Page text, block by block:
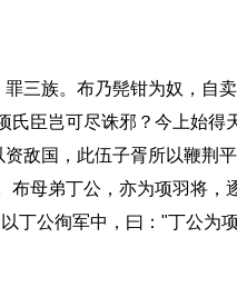
族。布乃髡钳为奴，自
臣岂可尽诛邪？今上始得
敌国，此伍子胥所以鞭荆
母弟丁公，亦为项羽将，
丁公徇军中，曰："丁公为